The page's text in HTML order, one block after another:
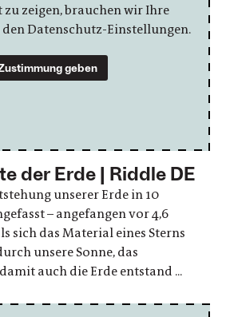
zeigen, brauchen wir Ihre
Datenschutz-Einstellungen.
geben
der Erde | Riddle DE
unserer Erde in 10
– angefangen vor 4,6
sich das Material eines Sterns
unsere Sonne, das
auch die Erde entstand ...